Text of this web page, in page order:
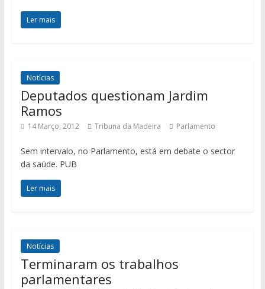
Ler mais
Notícias
Deputados questionam Jardim
Ramos
14 Março, 2012 Tribuna da Madeira Parlamento
Sem intervalo, no Parlamento, está em debate o sector
da saúde. PUB
Ler mais
Notícias
Terminaram os trabalhos
parlamentares